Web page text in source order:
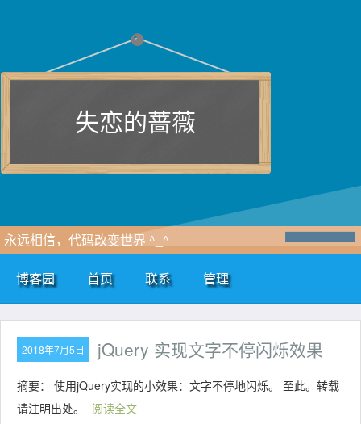
失恋的蔷薇
永远相信，代码改变世界 ^_^
博客园 首页 联系 管理
2018年7月5日 jQuery 实现文字不停闪烁效果
摘要： 使用jQuery实现的小效果：文字不停地闪烁。 至此。转载
请注明出处。
阅读全文